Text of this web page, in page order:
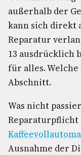
außerhalb der
kann sich direkt
Reparatur
13 ausdrücklich
für alles.
Abschnitt.
Was nicht
Reparaturpflicht
Ausnahme der